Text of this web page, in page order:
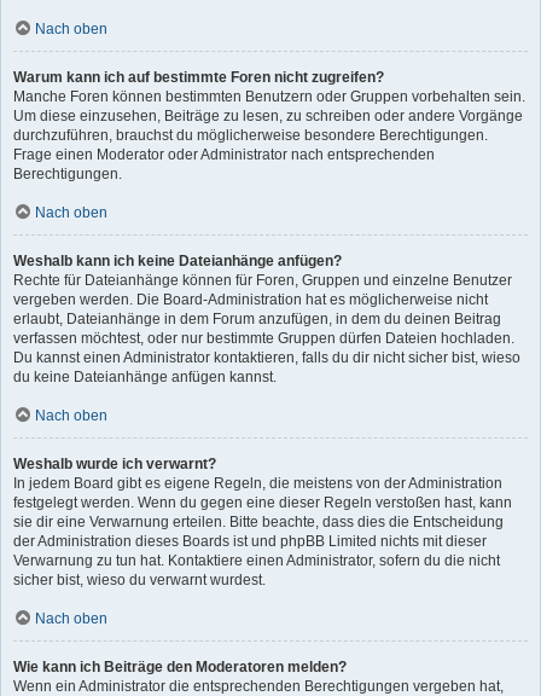
Nach oben
Warum kann ich auf bestimmte Foren nicht zugreifen?
Manche Foren können bestimmten Benutzern oder Gruppen vorbehalten sein.
Um diese einzusehen, Beiträge zu lesen, zu schreiben oder andere Vorgänge
durchzuführen, brauchst du möglicherweise besondere Berechtigungen.
Frage einen Moderator oder Administrator nach entsprechenden
Berechtigungen.
Nach oben
Weshalb kann ich keine Dateianhänge anfügen?
Rechte für Dateianhänge können für Foren, Gruppen und einzelne Benutzer
vergeben werden. Die Board-Administration hat es möglicherweise nicht
erlaubt, Dateianhänge in dem Forum anzufügen, in dem du deinen Beitrag
verfassen möchtest, oder nur bestimmte Gruppen dürfen Dateien hochladen.
Du kannst einen Administrator kontaktieren, falls du dir nicht sicher bist, wieso
du keine Dateianhänge anfügen kannst.
Nach oben
Weshalb wurde ich verwarnt?
In jedem Board gibt es eigene Regeln, die meistens von der Administration
festgelegt werden. Wenn du gegen eine dieser Regeln verstoßen hast, kann
sie dir eine Verwarnung erteilen. Bitte beachte, dass dies die Entscheidung
der Administration dieses Boards ist und phpBB Limited nichts mit dieser
Verwarnung zu tun hat. Kontaktiere einen Administrator, sofern du die nicht
sicher bist, wieso du verwarnt wurdest.
Nach oben
Wie kann ich Beiträge den Moderatoren melden?
Wenn ein Administrator die entsprechenden Berechtigungen vergeben hat,